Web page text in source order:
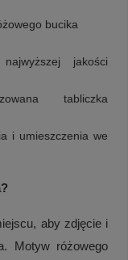
bucika
jakości
tabliczka
i umieszczenia we
aby zdjęcie i
Motyw różowego